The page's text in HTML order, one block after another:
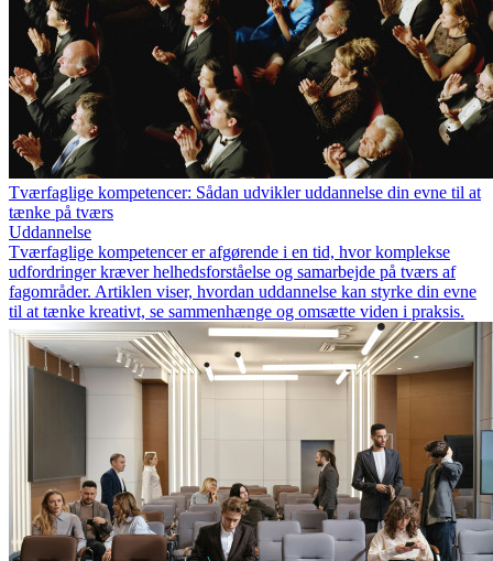
Tværfaglige kompetencer: Sådan udvikler uddannelse din evne til at
tænke på tværs
Uddannelse
Tværfaglige kompetencer er afgørende i en tid, hvor komplekse
udfordringer kræver helhedsforståelse og samarbejde på tværs af
fagområder. Artiklen viser, hvordan uddannelse kan styrke din evne
til at tænke kreativt, se sammenhænge og omsætte viden i praksis.